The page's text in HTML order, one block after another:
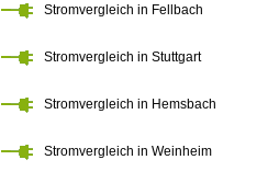
Stromvergleich in Fellbach
Stromvergleich in Stuttgart
Stromvergleich in Hemsbach
Stromvergleich in Weinheim